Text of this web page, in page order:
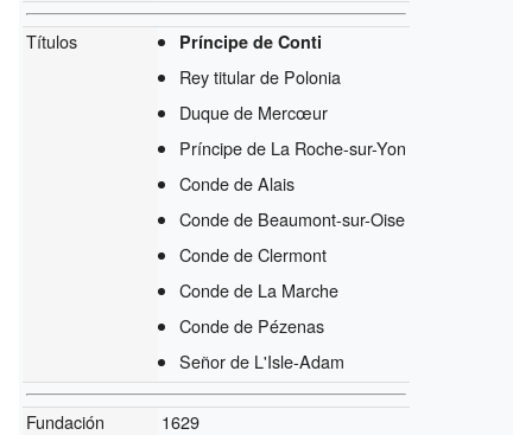
Títulos Príncipe de Conti
Rey titular de Polonia
Duque de Mercœur
Príncipe de La Roche-sur-Yon
Conde de Alais
Conde de Beaumont-sur-Oise
Conde de Clermont
Conde de La Marche
Conde de Pézenas
Señor de L'Isle-Adam
Fundación
1629